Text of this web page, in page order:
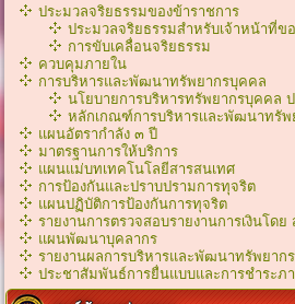
ประมวลจริยธรรมของข้าราชการ
ประมวลจริยธรรมสำหรับเจ้าหน้าที่ข
การขับเคลื่อนจริยธรรม
ควบคุมภายใน
การบริหารและพัฒนาทรัพยากรบุคคล
นโยบายการบริหารทรัพยากรบุคคล
หลักเกณฑ์การบริหารเเละพัฒนาทรั
แผนอัตรากำลัง ๓ ปี
มาตรฐานการให้บริการ
แผนแม่บทเทคโนโลยีสารสนเทศ
การป้องกันและปราบปรามการทุจริต
แผนปฏิบัติการป้องกันการทุจริต
รายงานการตรวจสอบรายงานการเงินโด
แผนพัฒนาบุคลากร
รายงานผลการบริหารและพัฒนาทรัพยาก
ประชาสัมพันธ์การยื่นแบบและการชำระภ